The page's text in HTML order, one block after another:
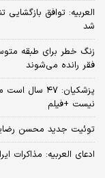
شد
زنگ خطر برای طبقه
فقر رانده می‌شوند
پزشکیان:
نیست +فیلم
توئیت جدید محسن
ادعای العربیه: مذاکرات